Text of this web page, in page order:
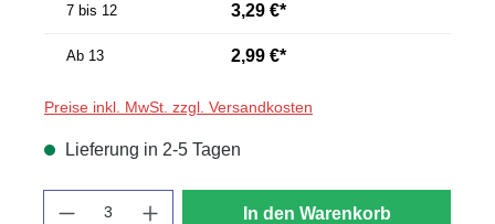
7 bis 12 3,29 €*
Ab 13 2,99 €*
Preise inkl. MwSt. zzgl. Versandkosten
Lieferung in 2-5 Tagen
In den Warenkorb